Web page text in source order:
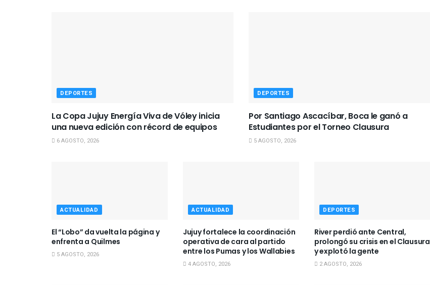
DEPORTES
La Copa Jujuy Energía Viva de Vóley inicia
una nueva edición con récord de equipos
6 AGOSTO, 2026
DEPORTES
Por Santiago Ascacíbar, Boca le ganó a
Estudiantes por el Torneo Clausura
5 AGOSTO, 2026
ACTUALIDAD
El “Lobo” da vuelta la página y
enfrenta a Quilmes
5 AGOSTO, 2026
ACTUALIDAD
Jujuy fortalece la coordinación
operativa de cara al partido
entre los Pumas y los Wallabies
4 AGOSTO, 2026
DEPORTES
River perdió ante Central,
prolongó su crisis en el Clausura
y explotó la gente
2 AGOSTO, 2026